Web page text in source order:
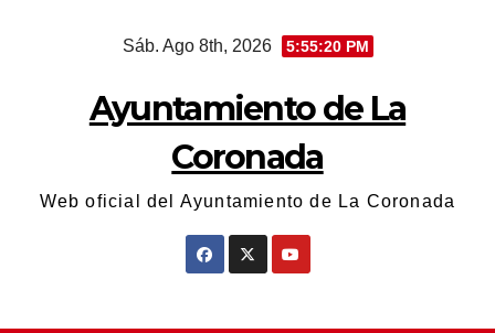
Sáb. Ago 8th, 2026 5:55:21 PM
Ayuntamiento de La
Coronada
Web oficial del Ayuntamiento de La Coronada